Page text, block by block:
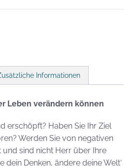
Informationen
Leben verändern können
erschöpft? Haben Sie Ihr Ziel
Werden Sie von negativen
sind nicht Herr über Ihre
dein Denken, ändere deine Welt‘